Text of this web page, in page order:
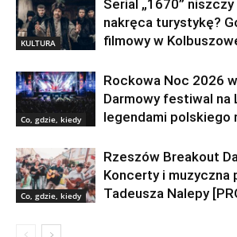
KULTURA
Serial „1670”
nakręca turystykę?
filmowy w
Co, gdzie, kiedy
Rockowa Noc 2026
Darmowy festiwal na
legendami polskiego
Co, gdzie, kiedy
Rzeszów Breakout
Koncerty i muzyczna
Tadeusza Nalepy